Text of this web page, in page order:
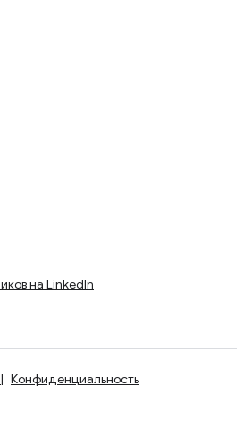
на LinkedIn
Конфиденциальность